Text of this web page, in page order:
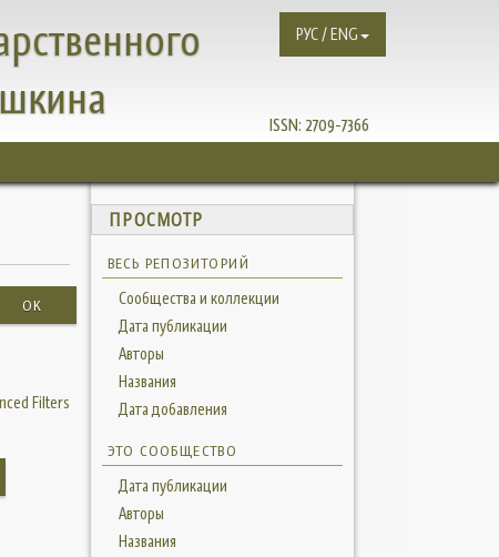
ISSN: 2709-7366
РУС / ENG
OK
Filters
ПРОСМОТР
ВЕСЬ РЕПОЗИТОРИЙ
Сообщества и коллекции
Дата публикации
Авторы
Названия
Дата добавления
ЭТО СООБЩЕСТВО
Дата публикации
Авторы
Названия